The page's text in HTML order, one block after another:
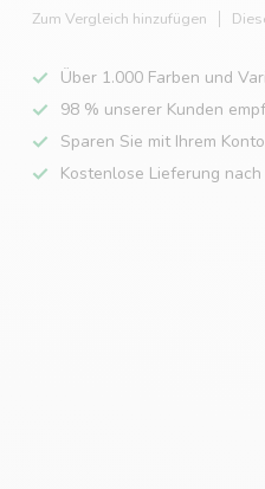
Zum Vergleich hinzufügen
Über 1.000 Farben und
98 % unserer Kunden
Sparen Sie mit Ihrem
Kostenlose Lieferung